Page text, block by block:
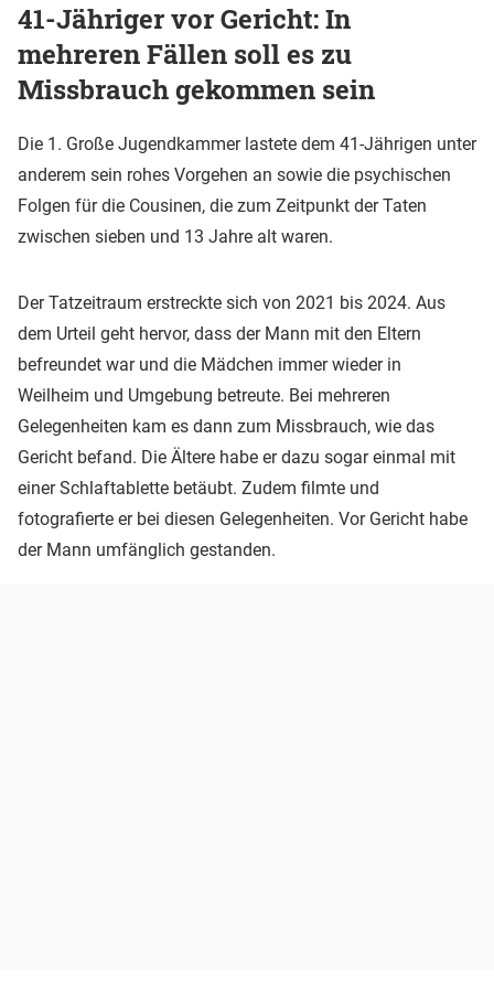
41-Jähriger vor Gericht: In
mehreren Fällen soll es zu
Missbrauch gekommen sein
Die 1. Große Jugendkammer lastete dem 41-Jährigen unter
anderem sein rohes Vorgehen an sowie die psychischen
Folgen für die Cousinen, die zum Zeitpunkt der Taten
zwischen sieben und 13 Jahre alt waren.
Der Tatzeitraum erstreckte sich von 2021 bis 2024. Aus
dem Urteil geht hervor, dass der Mann mit den Eltern
befreundet war und die Mädchen immer wieder in
Weilheim und Umgebung betreute. Bei mehreren
Gelegenheiten kam es dann zum Missbrauch, wie das
Gericht befand. Die Ältere habe er dazu sogar einmal mit
einer Schlaftablette betäubt. Zudem filmte und
fotografierte er bei diesen Gelegenheiten. Vor Gericht habe
der Mann umfänglich gestanden.